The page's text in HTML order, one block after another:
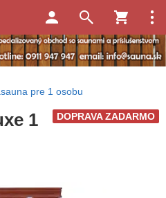
pre 1 osobu
DOPRAVA ZADARMO
1